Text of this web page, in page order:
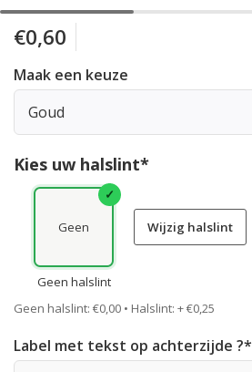
€0,60
Maak een keuze
Goud
Kies uw halslint*
Geen
Geen halslint
Wijzig halslint
Geen halslint: €0,00 • Halslint: + €0,25
Label met tekst op achterzijde ?*